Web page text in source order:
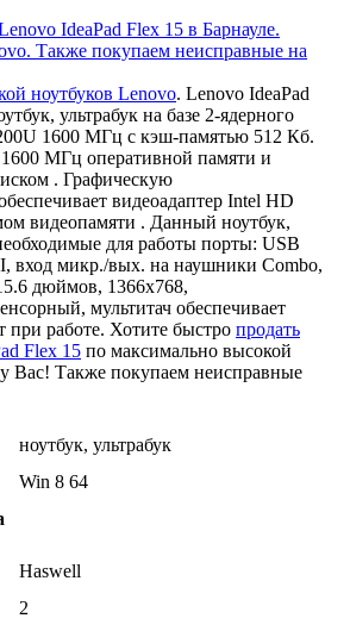
ноутбуков Lenovo. Lenovo IdeaPad
ультрабук на базе 2-ядерного
1600 МГц с кэш-памятью 512 Кб.
МГц оперативной памяти и
. Графическую
видеоадаптер Intel HD
видеопамяти . Данный ноутбук,
для работы порты: USB
вход микр./вых. на наушники Combo,
дюймов, 1366x768,
мультитач обеспечивает
при работе. Хотите быстро продать
Flex 15 по максимально высокой
Вас! Также покупаем неисправные
ноутбук, ультрабук
Win 8 64
Haswell
2